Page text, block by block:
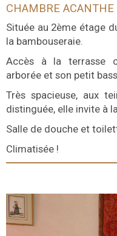
CHAMBRE ACANTHE
Située au 2ème étage
la bambouseraie.
Accès à la terrasse
arborée et son petit
Très spacieuse, aux
distinguée, elle invite à
Salle de douche et
Climatisée !